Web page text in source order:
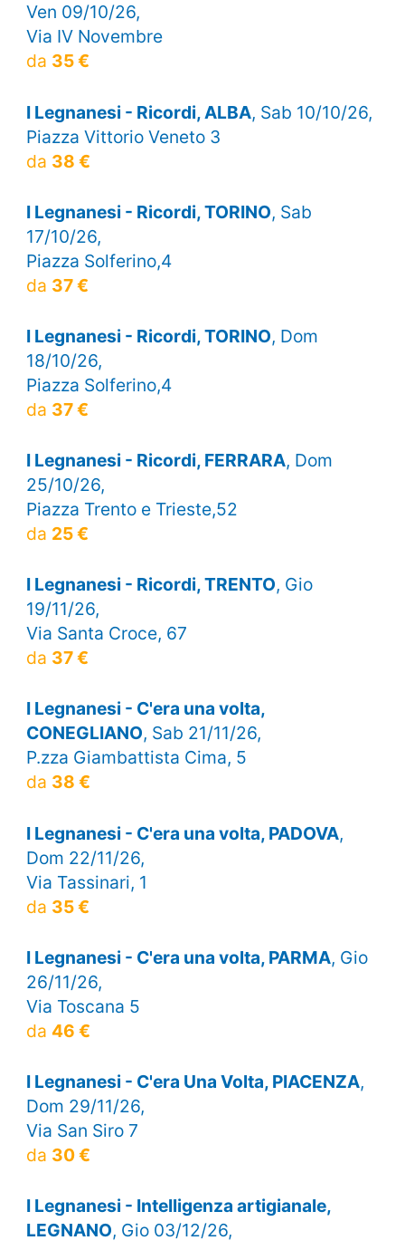
Ven 09/10/26,
Via IV Novembre
da 35 €
I Legnanesi - Ricordi, ALBA, Sab 10/10/26,
Piazza Vittorio Veneto 3
da 38 €
I Legnanesi - Ricordi, TORINO, Sab
17/10/26,
Piazza Solferino,4
da 37 €
I Legnanesi - Ricordi, TORINO, Dom
18/10/26,
Piazza Solferino,4
da 37 €
I Legnanesi - Ricordi, FERRARA, Dom
25/10/26,
Piazza Trento e Trieste,52
da 25 €
I Legnanesi - Ricordi, TRENTO, Gio
19/11/26,
Via Santa Croce, 67
da 37 €
I Legnanesi - C'era una volta,
CONEGLIANO, Sab 21/11/26,
P.zza Giambattista Cima, 5
da 38 €
I Legnanesi - C'era una volta, PADOVA,
Dom 22/11/26,
Via Tassinari, 1
da 35 €
I Legnanesi - C'era una volta, PARMA, Gio
26/11/26,
Via Toscana 5
da 46 €
I Legnanesi - C'era Una Volta, PIACENZA,
Dom 29/11/26,
Via San Siro 7
da 30 €
I Legnanesi - Intelligenza artigianale,
LEGNANO, Gio 03/12/26,